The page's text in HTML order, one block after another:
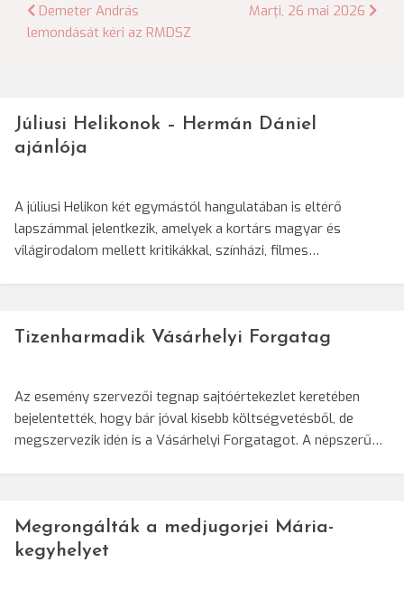
Bejegyzés
Demeter András
lemondását kéri az RMDSZ
Marţi, 26 mai 2026
Júliusi Helikonok – Hermán Dániel
ajánlója
A júliusi Helikon két egymástól hangulatában is eltérő
lapszámmal jelentkezik, amelyek a kortárs magyar és
világirodalom mellett kritikákkal, színházi, filmes…
Tizenharmadik Vásárhelyi Forgatag
Az esemény szervezői tegnap sajtóértekezlet keretében
bejelentették, hogy bár jóval kisebb költségvetésből, de
megszervezik idén is a Vásárhelyi Forgatagot. A népszerű…
Megrongálták a medjugorjei Mária-
kegyhelyet